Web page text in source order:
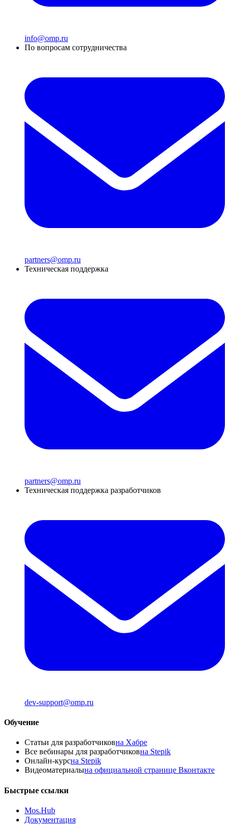
info@omp.ru
По вопросам сотрудничества
partners@omp.ru
Техническая поддержка
partners@omp.ru
Техническая поддержка разработчиков
dev-support@omp.ru
Обучение
Статьи для разработчиковна Хабре
Все вебинары для разработчиковна Stepik
Онлайн-курсна Stepik
Видеоматериалына официальной странице Вконтакте
Быстрые ссылки
Mos.Hub
Документация